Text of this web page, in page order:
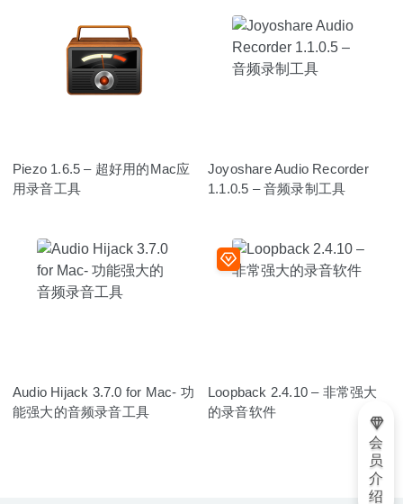
Piezo 1.6.5 – 超好用的Mac应
用录音工具
Joyoshare Audio Recorder
1.1.0.5 – 音频录制工具
Audio Hijack 3.7.0 for Mac- 功
能强大的音频录音工具
Loopback 2.4.10 – 非常强大
的录音软件
会
员
介
绍